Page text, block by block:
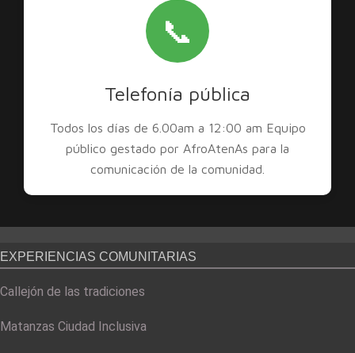
📞
Telefonía pública
Todos los días de 6.00am a 12:00 am Equipo
público gestado por AfroAtenAs para la
comunicación de la comunidad.
EXPERIENCIAS COMUNITARIAS
Callejón de las tradiciones
Matanzas Ciudad Inclusiva